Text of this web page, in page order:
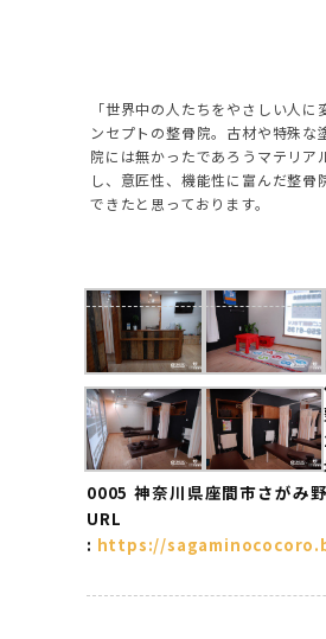
「世界中の人たちをやさしい人に
ンセプトの整骨院。 古材や特殊な
院には無かったであろうマテリア
し、 意匠性、機能性に富んだ整骨
できたと思っております。
0005 神奈川県座間市さがみ
URL
: https://